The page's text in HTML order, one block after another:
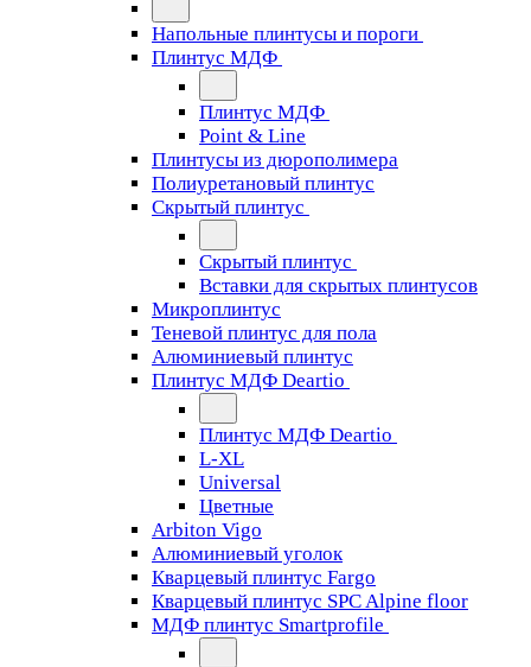
Напольные плинтусы и пороги
Плинтус МДФ
Плинтус МДФ
Point & Line
Плинтусы из дюрополимера
Полиуретановый плинтус
Скрытый плинтус
Скрытый плинтус
Вставки для скрытых плинтусов
Микроплинтус
Теневой плинтус для пола
Алюминиевый плинтус
Плинтус МДФ Deartio
Плинтус МДФ Deartio
L-XL
Universal
Цветные
Arbiton Vigo
Алюминиевый уголок
Кварцевый плинтус Fargo
Кварцевый плинтус SPC Alpine floor
МДФ плинтус Smartprofile